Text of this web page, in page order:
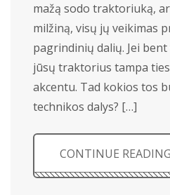
mažą sodo traktoriuką,
milžiną, visų jų veikimas
pagrindinių dalių. Jei
jūsų traktorius tampa
akcentu. Tad kokios tos
technikos dalys? […]
CONTINUE READING